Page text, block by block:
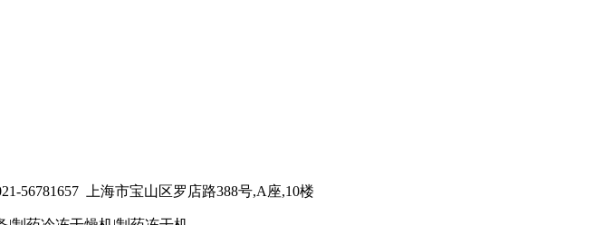
56781657 上海市宝山区罗店路388号,A座,10楼